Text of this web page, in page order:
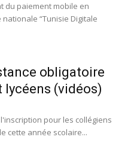
du paiement mobile en
“Tunisie Digitale
obligatoire
(vidéos)
pour les collégiens
cette année scolaire...